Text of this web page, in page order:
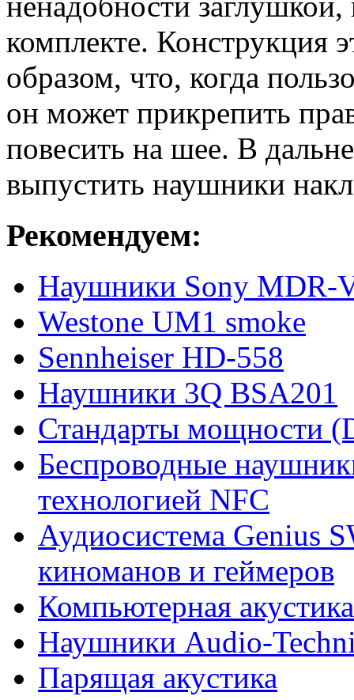
комплекте. Конструкция
образом, что, когда
он может прикрепить
повесить на шее. В
выпустить наушники
Рекомендуем:
Наушники Sony MDR-
Westone UM1 smoke
Sennheiser HD-558
Наушники 3Q BSA201
Стандарты мощности
Беспроводные
технологией NFC
Аудиосистема Genius
киноманов и геймеров
Компьютерная
Наушники Audio-
Парящая акустика